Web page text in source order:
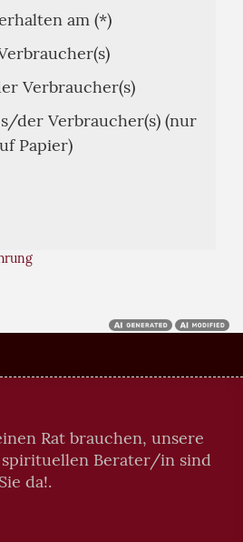
am (*)
Verbraucher(s)
der Verbraucher(s) (nur
Papier)
Rat brauchen, unsere
Berater/in sind
da!.